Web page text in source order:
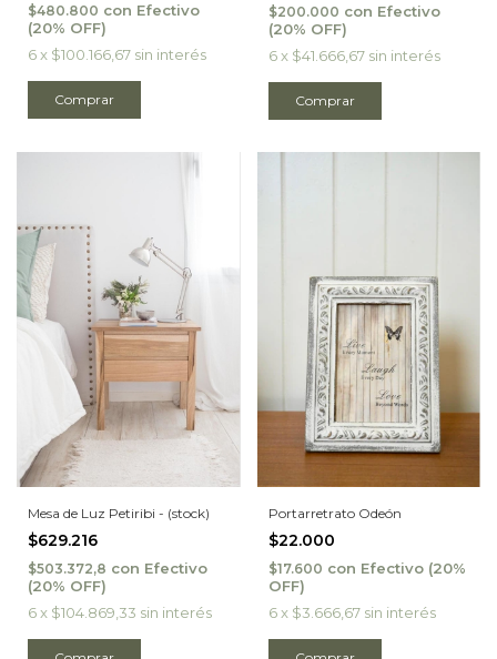
$480.800 con Efectivo
6x $100.166,67 sin interés
$200.000 con Efectivo
6 x $41.666,67 sin interés
Mesa de Luz Petiribi - (stock)
$629.216
$503.372,8 con Efectivo
6x $104.869,33 sin interés
Portarretrato Odeón
$22.000
$17.600 con Efectivo
6 x $3.666,67 sin interés